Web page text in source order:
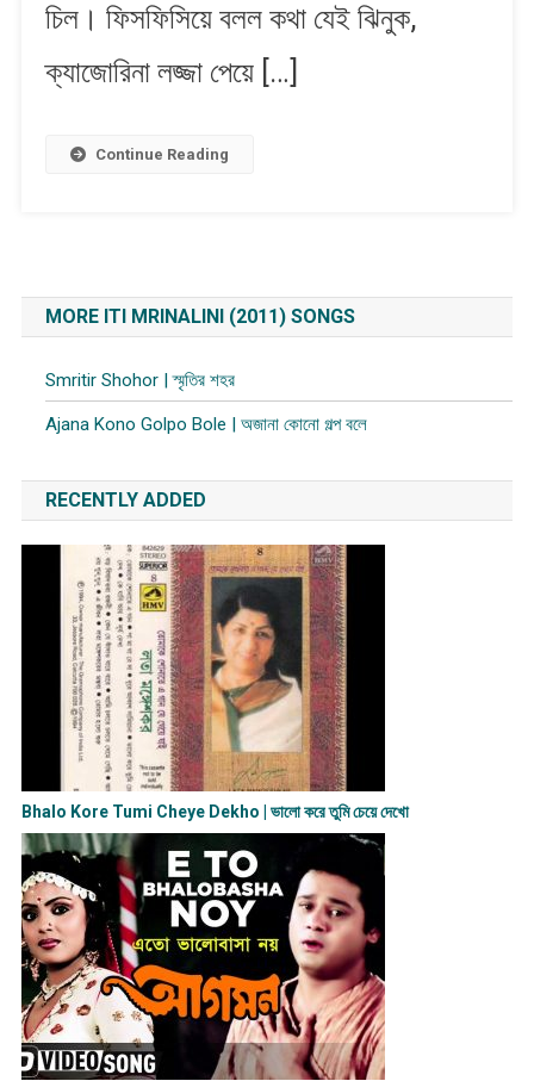
চিল। ফিসফিসিয়ে বলল কথা যেই ঝিনুক,
ক্যাজোরিনা লজ্জা পেয়ে […]
Continue Reading
MORE ITI MRINALINI (2011) SONGS
Smritir Shohor | স্মৃতির শহর
Ajana Kono Golpo Bole | অজানা কোনো গল্প বলে
RECENTLY ADDED
Bhalo Kore Tumi Cheye Dekho | ভালো করে তুমি চেয়ে দেখো